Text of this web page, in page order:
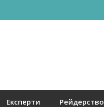
Експерти Рейдерство